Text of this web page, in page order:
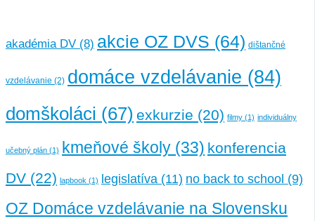
akadémia DV (8) akcie OZ DVS (64) dištančné
vzdelávanie (2) domáce vzdelávanie (84)
domškoláci (67) exkurzie (20) filmy (1) individuálny
učebný plán (1) kmeňové školy (33) konferencia
DV (22) lapbook (1) legislatíva (11) no back to school (9)
OZ Domáce vzdelávanie na Slovensku